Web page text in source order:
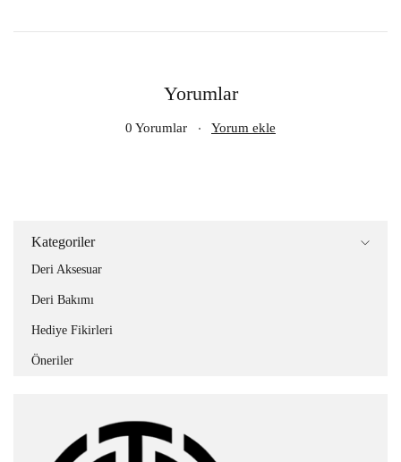
Yorumlar
0 Yorumlar Yorum ekle
Kategoriler
Deri Aksesuar
Deri Bakımı
Hediye Fikirleri
Öneriler